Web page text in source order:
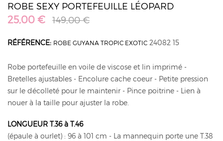
ROBE SEXY PORTEFEUILLE LÉOPARD
25,00 € 149,00 €
RÉFÉRENCE: ROBE GUYANA TROPIC EXOTIC 24082 15
Robe portefeuille en voile de viscose et lin imprimé -
Bretelles ajustables - Encolure cache coeur - Petite pression
sur le décolleté pour le maintenir - Pince poitrine - Lien à
nouer à la taille pour ajuster la robe.
LONGUEUR T.36 à T.46
(épaule à ourlet) : 96 à 101 cm - La mannequin porte une T.38